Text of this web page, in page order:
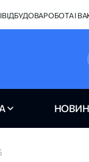
ВІДБУДОВАРОБОТА І